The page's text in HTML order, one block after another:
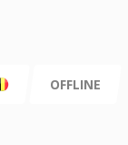
OFFLINE